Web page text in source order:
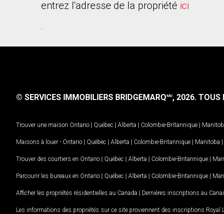
entrez l'adresse de la propriété ici
.
© SERVICES IMMOBILIERS BRIDGEMARQMD, 2026. TOUS
Trouver une maison Ontario | Québec | Alberta | Colombie-Britannique |
Maisons à louer - Ontario | Québec | Alberta | Colombie-Britannique | Manitoba |
Trouver des courtiers en Ontario | Québec | Alberta | Colombie-Britannique |
Parcourir les bureaux en Ontario | Québec | Alberta | Colombie-Britannique |
Afficher les propriétés résidentielles au Canada | Dernières inscriptions au
Les informations des propriétés sur ce site proviennent des inscriptions Royal